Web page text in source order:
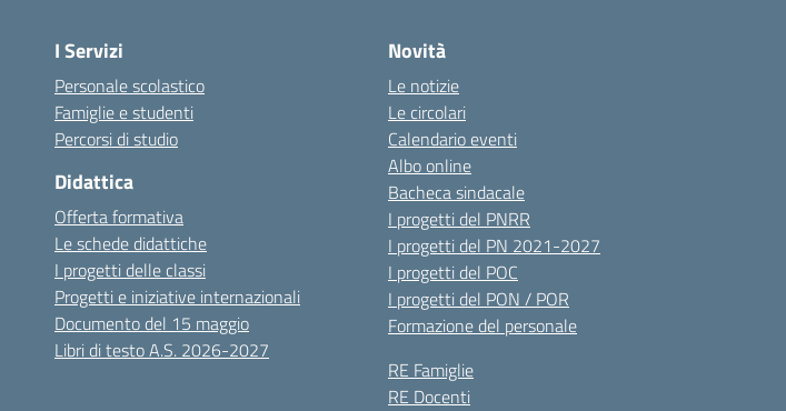
I Servizi
Personale scolastico
Famiglie e studenti
Percorsi di studio
Didattica
Offerta formativa
Le schede didattiche
I progetti delle classi
Progetti e iniziative internazionali
Documento del 15 maggio
Libri di testo A.S. 2026-2027
Novità
Le notizie
Le circolari
Calendario eventi
Albo online
Bacheca sindacale
I progetti del PNRR
I progetti del PN 2021-2027
I progetti del POC
I progetti del PON / POR
Formazione del personale
RE Famiglie
RE Docenti